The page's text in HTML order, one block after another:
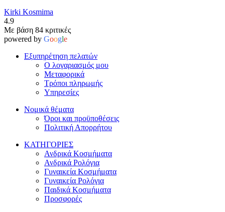
Kirki Kosmima
4.9
Με βάση 84 κριτικές
powered by Google
Εξυπηρέτηση πελατών
Ο λογαριασμός μου
Μεταφορικά
Τρόποι πληρωμής
Υπηρεσίες
Νομικά θέματα
Όροι και προϋποθέσεις
Πολιτική Απορρήτου
ΚΑΤΗΓΟΡΙΕΣ
Ανδρικά Κοσμήματα
Ανδρικά Ρολόγια
Γυναικεία Κοσμήματα
Γυναικεία Ρολόγια
Παιδικά Κοσμήματα
Προσφορές